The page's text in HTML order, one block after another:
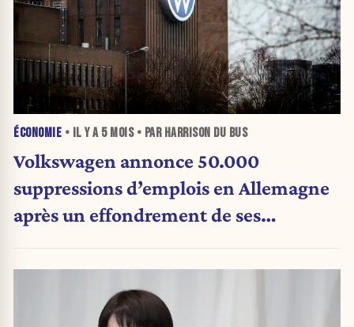
ÉCONOMIE • IL Y A 5 MOIS• PAR HARRISON DU BUS
Volkswagen annonce 50.000
suppressions d’emplois en Allemagne
après un effondrement de ses